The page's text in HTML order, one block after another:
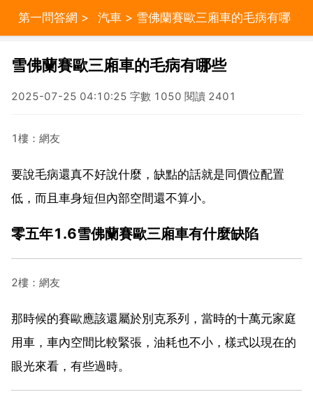
第一問答網 > 汽車 > 雪佛蘭賽歐三廂車的毛病有哪
雪佛蘭賽歐三廂車的毛病有哪些
2025-07-25 04:10:25 字數 1050 閱讀 2401
1樓：網友
要說毛病還真不好說什麼，缺點的話就是同價位配置
低，而且車身短但內部空間還不算小。
零五年1.6雪佛蘭賽歐三廂車有什麼缺陷
2樓：網友
那時候的賽歐應該還屬於別克系列，當時的十萬元家庭
用車，車內空間比較緊張，油耗也不小，樣式以現在的
眼光來看，有些過時。